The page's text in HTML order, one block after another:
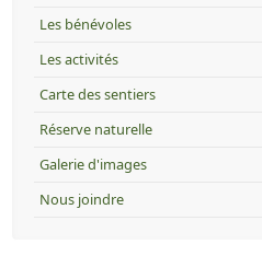
Les bénévoles
Les activités
Carte des sentiers
Réserve naturelle
Galerie d'images
Nous joindre